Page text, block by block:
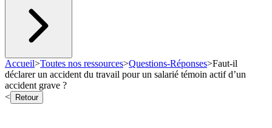
Accueil>Toutes nos ressources>Questions-Réponses>Faut-il
déclarer un accident du travail pour un salarié témoin actif d’un
accident grave ?
<
Retour